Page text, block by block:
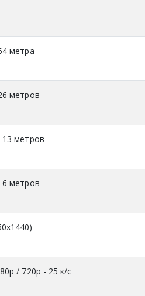
метра
метров
13 метров
6 метров
/ 720p - 25 к/с